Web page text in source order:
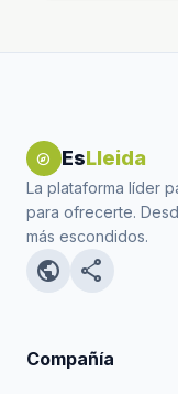
explore EsLleida
La plataforma líder
para ofrecerte.
más escondidos.
public share
Compañía